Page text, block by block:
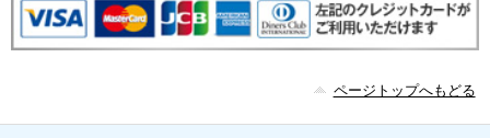
ページトップへもどる